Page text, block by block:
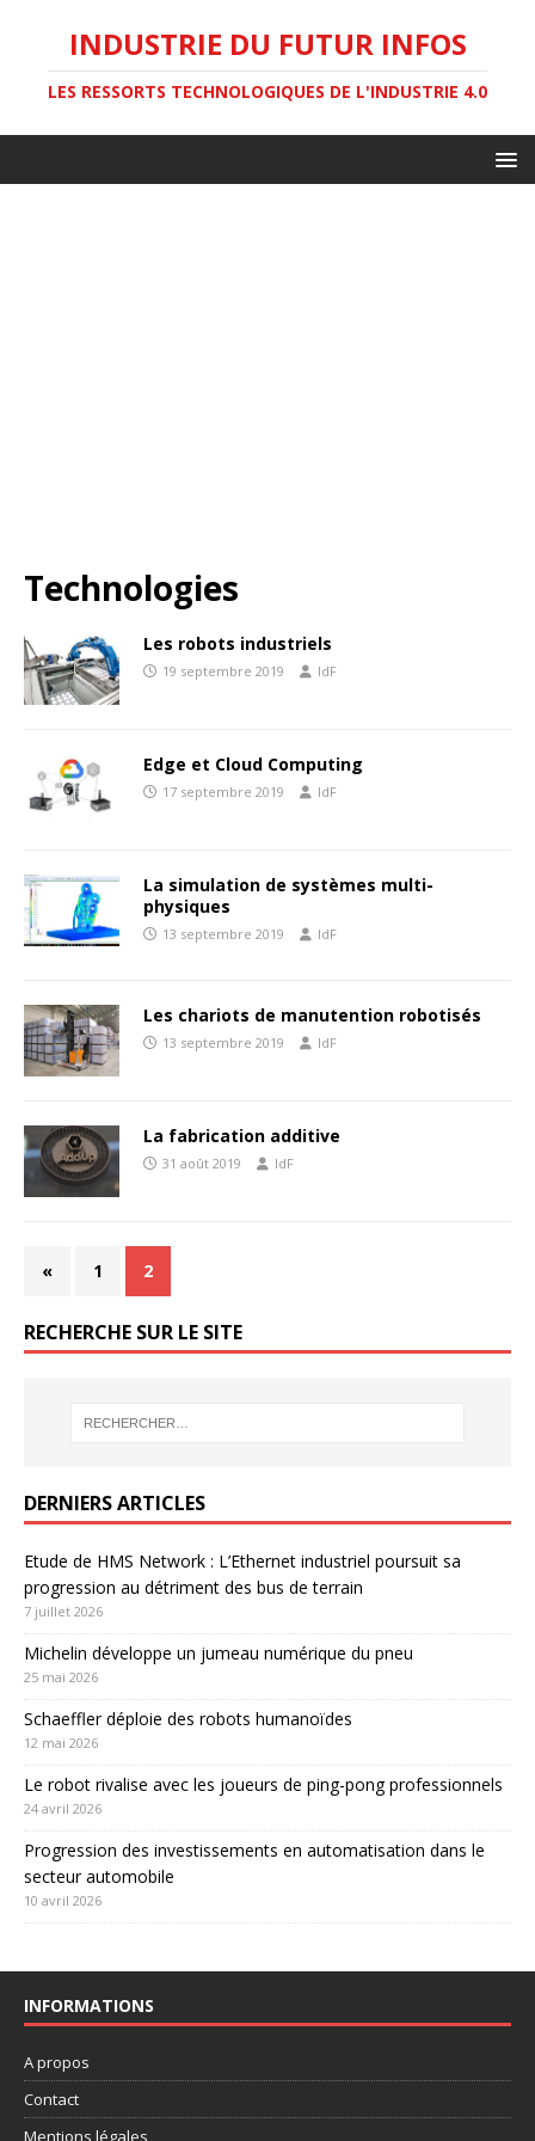
INDUSTRIE DU FUTUR INFOS
LES RESSORTS TECHNOLOGIQUES DE L'INDUSTRIE 4.0
Technologies
Les robots industriels
19 septembre 2019 IdF
Edge et Cloud Computing
17 septembre 2019 IdF
La simulation de systèmes multi-
physiques
13 septembre 2019 IdF
Les chariots de manutention robotisés
13 septembre 2019 IdF
La fabrication additive
31 août 2019 IdF
« 1 2
RECHERCHE SUR LE SITE
DERNIERS ARTICLES
Etude de HMS Network : L’Ethernet industriel poursuit sa
progression au détriment des bus de terrain
7 juillet 2026
Michelin développe un jumeau numérique du pneu
25 mai 2026
Schaeffler déploie des robots humanoïdes
12 mai 2026
Le robot rivalise avec les joueurs de ping-pong professionnels
24 avril 2026
Progression des investissements en automatisation dans le
secteur automobile
10 avril 2026
INFORMATIONS
A propos
Contact
Mentions légales